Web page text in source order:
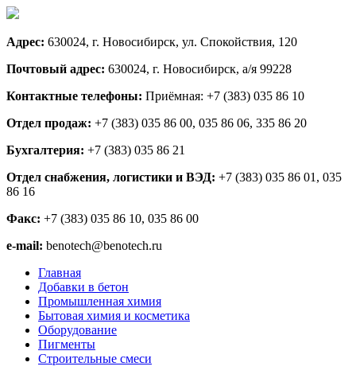
Адрес: 630024, г. Новосибирск, ул. Спокойствия, 120
Почтовый адрес: 630024, г. Новосибирск, а/я 99228
Контактные телефоны: Приёмная: +7 (383) 035 86 10
Отдел продаж: +7 (383) 035 86 00, 035 86 06, 335 86 20
Бухгалтерия: +7 (383) 035 86 21
Отдел снабжения, логистики и ВЭД: +7 (383) 035 86 01, 035
86 16
Факс: +7 (383) 035 86 10, 035 86 00
e-mail: benotech@benotech.ru
Главная
Добавки в бетон
Промышленная химия
Бытовая химия и косметика
Оборудование
Пигменты
Строительные смеси